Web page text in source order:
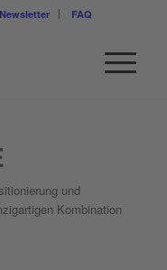
Newsletter FAQ
und
Kombination